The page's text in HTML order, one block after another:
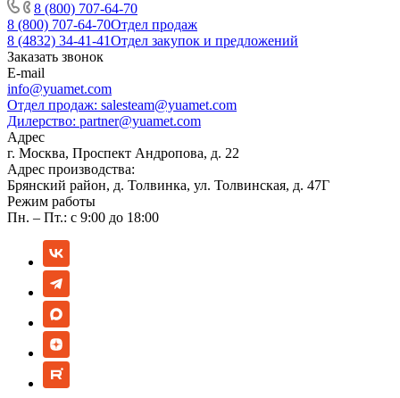
8 (800) 707-64-70
8 (800) 707-64-70Отдел продаж
8 (4832) 34-41-41Отдел закупок и предложений
Заказать звонок
E-mail
info@yuamet.com
Отдел продаж: salesteam@yuamet.com
Дилерство: partner@yuamet.com
Адрес
г. Москва, Проспект Андропова, д. 22
Адрес производства:
Брянский район, д. Толвинка, ул. Толвинская, д. 47Г
Режим работы
Пн. – Пт.: с 9:00 до 18:00